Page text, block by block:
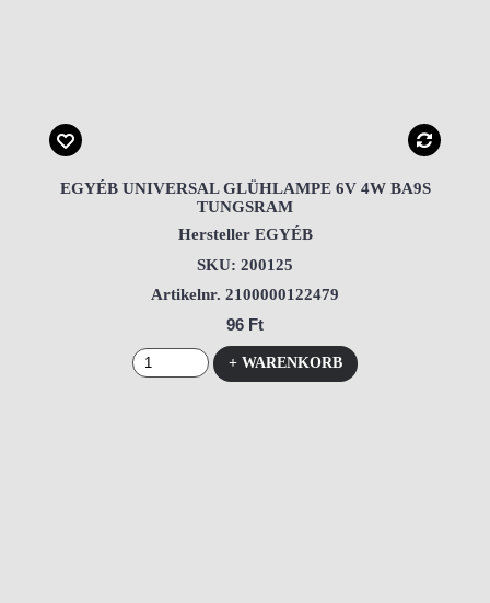
EGYÉB UNIVERSAL GLÜHLAMPE 6V 4W BA9S
TUNGSRAM
Hersteller EGYÉB
SKU: 200125
Artikelnr. 2100000122479
96 Ft
+ WARENKORB